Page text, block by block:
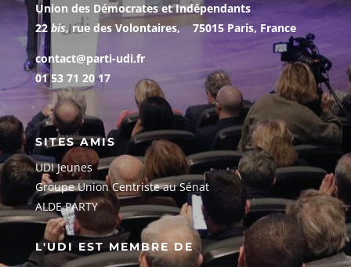
Union des Démocrates et Indépendants
22 bis, rue des Volontaires, 75015 Paris, France
contact@parti-udi.fr
01 53 71 20 17
SITES AMIS
UDI Jeunes
Groupe Union Centriste au Sénat
ALDE PARTY
L'UDI EST MEMBRE DE